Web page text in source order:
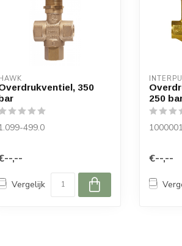
350
499.0
,--
Vergelijk
250
€--,--